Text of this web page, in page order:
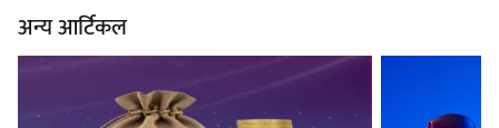
अन्य आर्टिकल